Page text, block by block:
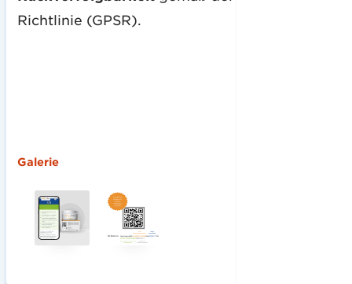
Richtlinie (GPSR).
Galerie